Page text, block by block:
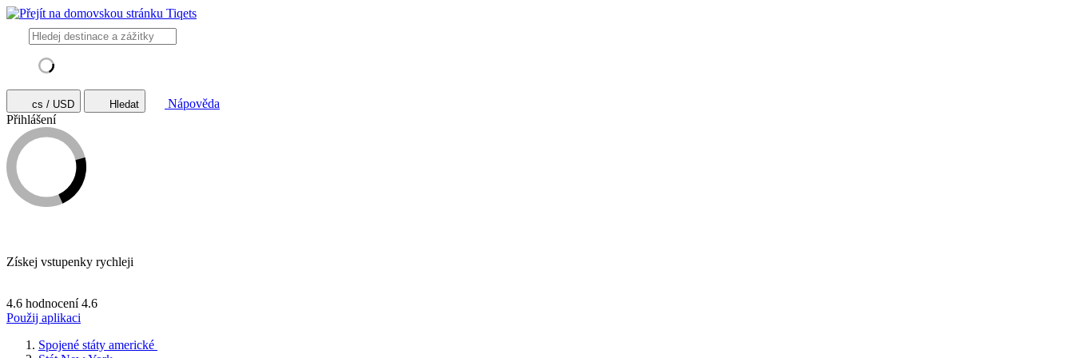
cs / USD Hledat
Nápověda
Přihlášení
Získej vstupenky rychleji
4.6 hodnocení 4.6
Použij aplikaci
Spojené státy americké